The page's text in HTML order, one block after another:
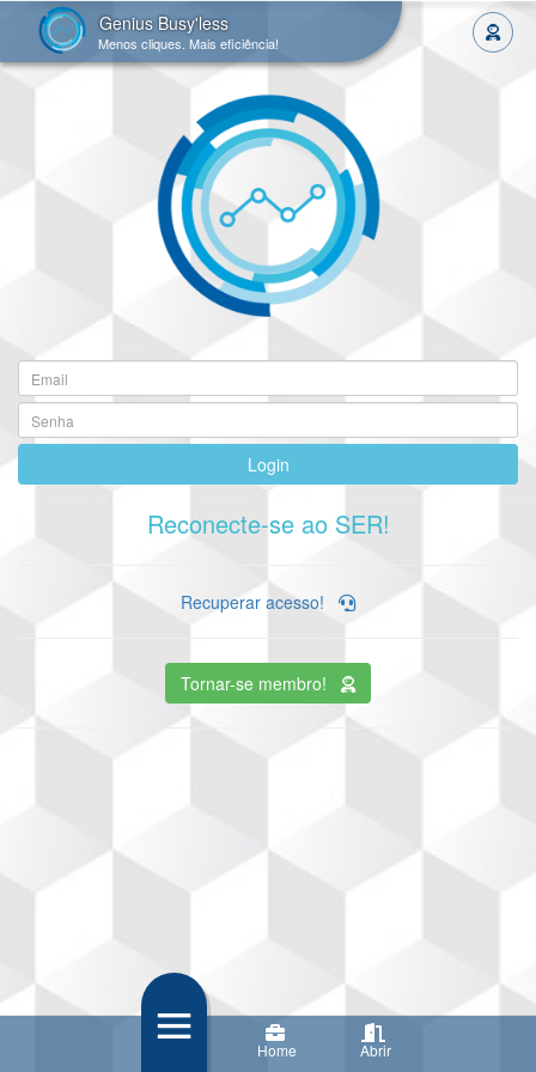
Genius Busy'less
Menos cliques. Mais eficiência!
Home Abrir
Login
Reconecte-se ao SER!
Recuperar acesso!
Tornar-se membro!